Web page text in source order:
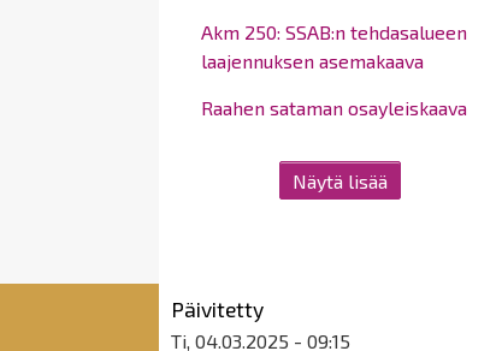
Akm 250: SSAB:n tehdasalueen
laajennuksen asemakaava
Raahen sataman osayleiskaava
Näytä lisää
Päivitetty
Ti, 04.03.2025 - 09:15